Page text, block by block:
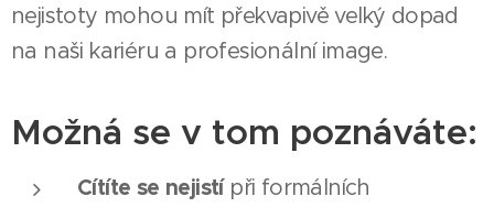
nejistoty mohou mít překvapivě velký dopad
na naši kariéru a profesionální image.
Možná se v tom poznáváte:
Cítíte se nejistípři formálních